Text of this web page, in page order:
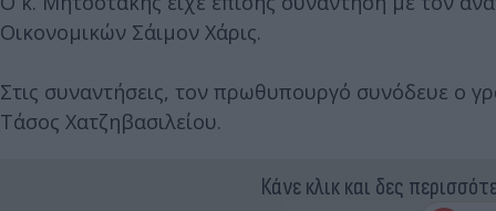
Οικονομικών Σάιμον Χάρις.
Στις συναντήσεις, τον πρωθυπουργό συνόδευε ο
Τάσος Χατζηβασιλείου.
Κάνε κλικ και δες